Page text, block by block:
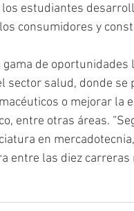
estudiantes
consumidores y
de
sector salud, donde
o mejorar la
entre otras áreas.
en
entre las diez